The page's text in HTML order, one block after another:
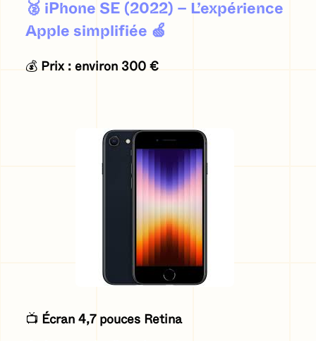
🥈 iPhone SE (2022) – L’expérience
Apple simplifiée 🍏
💰 Prix : environ 300 €
📺 Écran 4,7 pouces Retina